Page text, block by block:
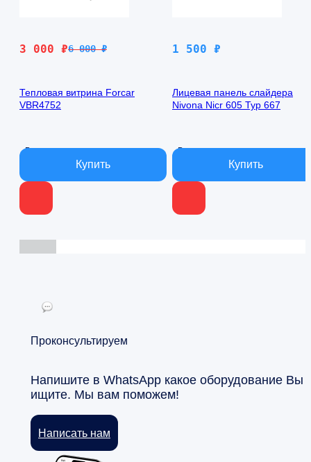
6 000₽
Первоначальная
6
3 000 ₽
Текущая
000 ₽.
Тепловая витрина Forcar
VBR4752
В наличии
1 500 ₽
Лицевая панель слайдера
Nivona Nicr 605 Typ 667
В наличии
Проконсультируем
Напишите в WhatsApp какое оборудование Вы
ищите. Мы вам поможем!
Написать нам